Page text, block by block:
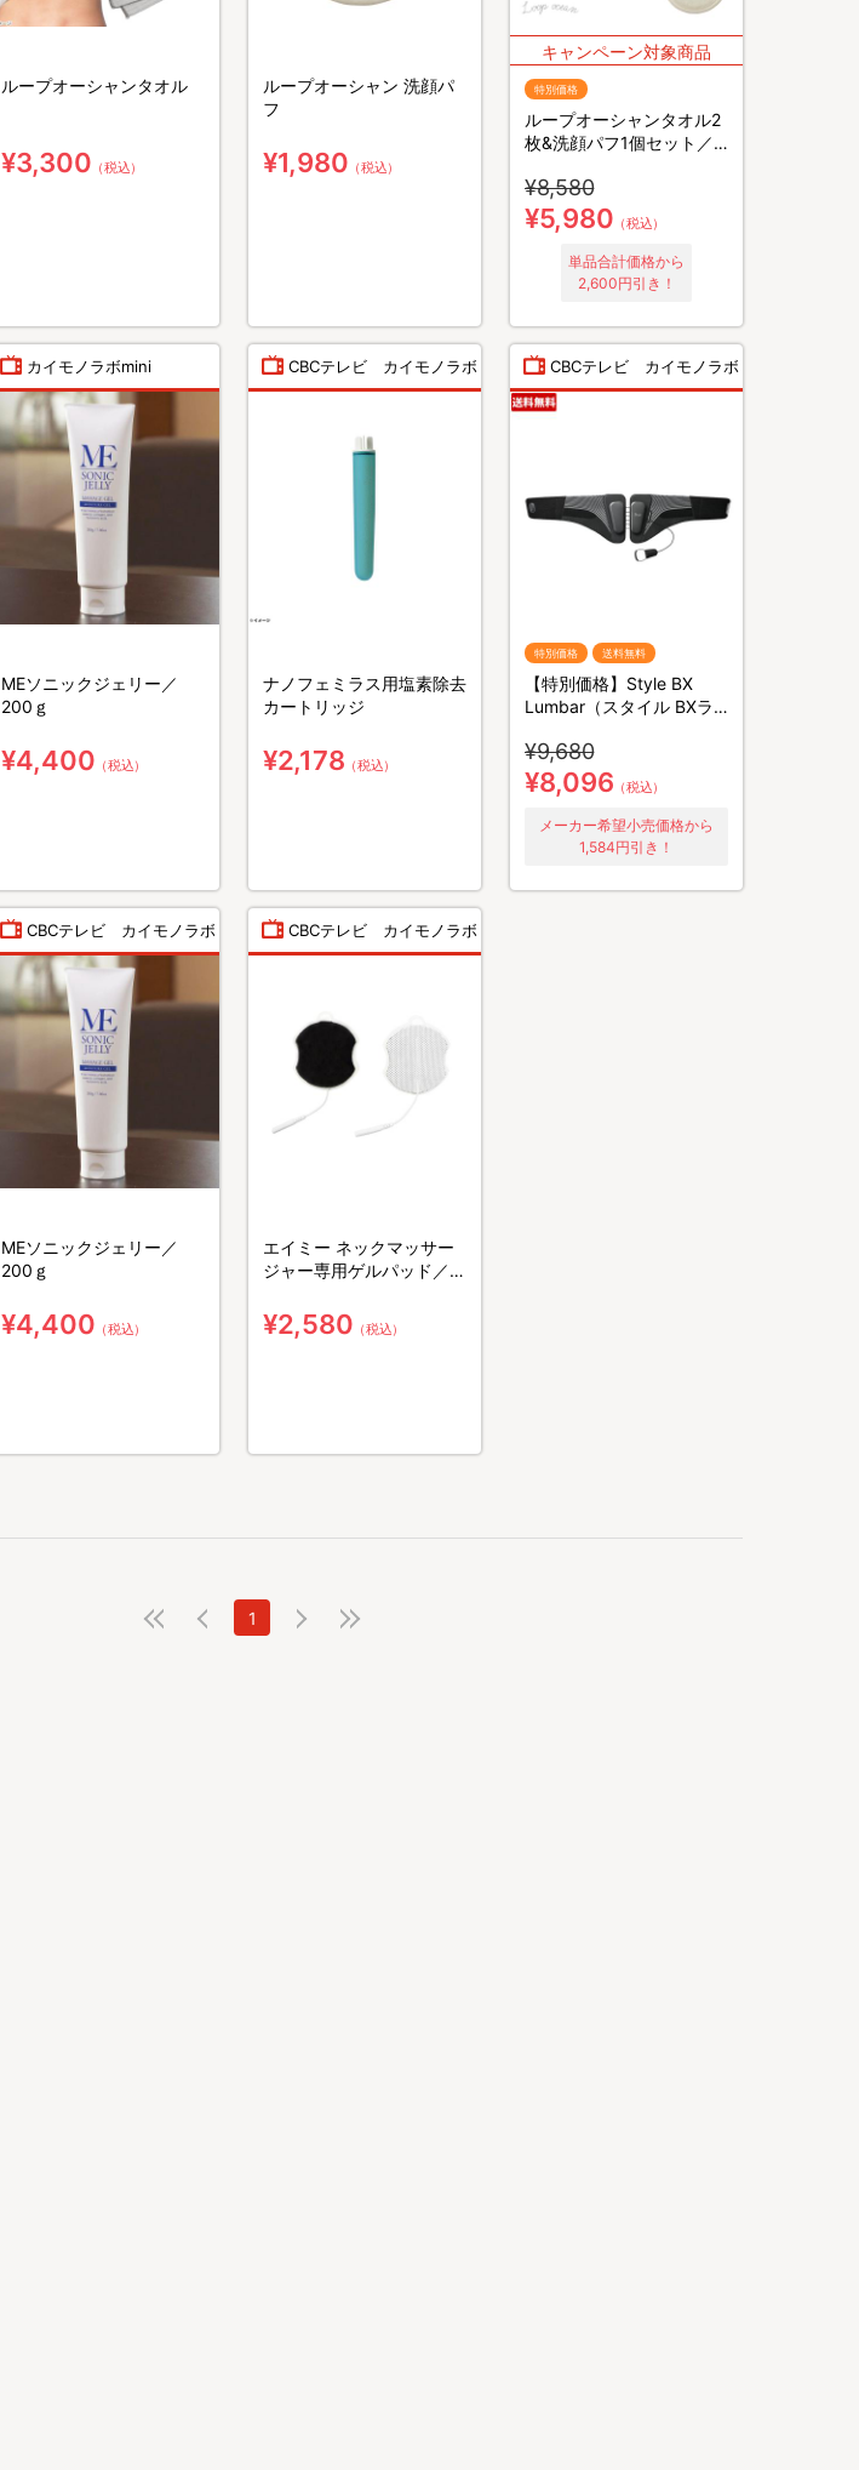
ループオーシャンタオル
¥3,300 （税込）
ループオーシャン 洗顔パ
フ
¥1,980 （税込）
特別価格
ループオーシャンタオル2
枚&洗顔パフ1個セット／
¥8,580
¥5,980 （税込）
単品合計価格から
2,600円引き！
カイモノラボmini
MEソニックジェリー／
200ｇ
¥4,400 （税込）
CBCテレビ カイモノラボ
ナノフェミラス用塩素除去
カートリッジ
¥2,178 （税込）
CBCテレビ カイモノラボ
特別価格 送料無料
【特別価格】Style BX
Lumbar（スタイル BXラ
（送料無料）
¥9,680
¥8,096 （税込）
メーカー希望小売価格から
1,584円引き！
CBCテレビ カイモノラボ
MEソニックジェリー／
200ｇ
¥4,400 （税込）
CBCテレビ カイモノラボ
エイミー ネックマッサー
ジャー専用ゲルパッド／4
¥2,580 （税込）
1